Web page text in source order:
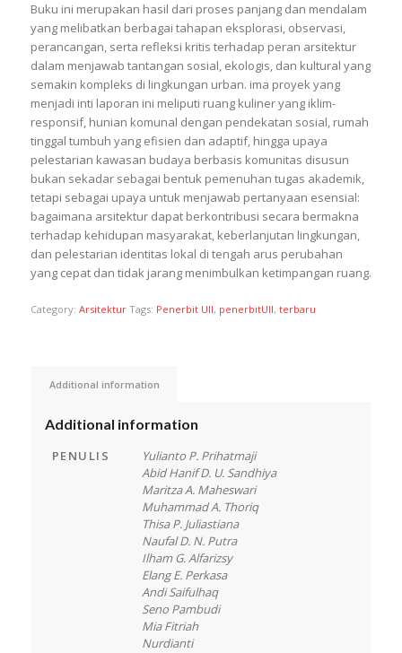
Buku ini merupakan hasil dari proses panjang dan mendalam
yang melibatkan berbagai tahapan eksplorasi, observasi,
perancangan, serta refleksi kritis terhadap peran arsitektur
dalam menjawab tantangan sosial, ekologis, dan kultural yang
semakin kompleks di lingkungan urban. ima proyek yang
menjadi inti laporan ini meliputi ruang kuliner yang iklim-
responsif, hunian komunal dengan pendekatan sosial, rumah
tinggal tumbuh yang efisien dan adaptif, hingga upaya
pelestarian kawasan budaya berbasis komunitas disusun
bukan sekadar sebagai bentuk pemenuhan tugas akademik,
tetapi sebagai upaya untuk menjawab pertanyaan esensial:
bagaimana arsitektur dapat berkontribusi secara bermakna
terhadap kehidupan masyarakat, keberlanjutan lingkungan,
dan pelestarian identitas lokal di tengah arus perubahan
yang cepat dan tidak jarang menimbulkan ketimpangan ruang.
Category: Arsitektur Tags: Penerbit UII, penerbitUII, terbaru
Additional information
Additional information
PENULIS
Yulianto P. Prihatmaji
Abid Hanif D. U. Sandhiya
Maritza A. Maheswari
Muhammad A. Thoriq
Thisa P. Juliastiana
Naufal D. N. Putra
Ilham G. Alfarizsy
Elang E. Perkasa
Andi Saifulhaq
Seno Pambudi
Mia Fitriah
Nurdianti